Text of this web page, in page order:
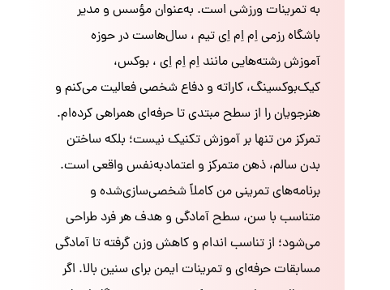
به تمرینات ورزشی است. به‌عنوان مؤسس و مدیر
باشگاه رزمی اِم اِم اِی تیم ، سال‌هاست در حوزه
آموزش رشته‌هایی مانند اِم اِم اِی ، بوکس،
کیک‌بوکسینگ، کاراته و دفاع شخصی فعالیت می‌کنم و
هنرجویان را از سطح مبتدی تا حرفه‌ای همراهی کرده‌ام.
تمرکز من تنها بر آموزش تکنیک نیست؛ بلکه ساختن
بدن سالم، ذهن متمرکز و اعتمادبه‌نفس واقعی است.
برنامه‌های تمرینی من کاملاً شخصی‌سازی‌شده و
متناسب با سن، سطح آمادگی و هدف هر فرد طراحی
می‌شود؛ از تناسب اندام و کاهش وزن گرفته تا آمادگی
مسابقات حرفه‌ای و تمرینات ایمن برای سنین بالا. اگر